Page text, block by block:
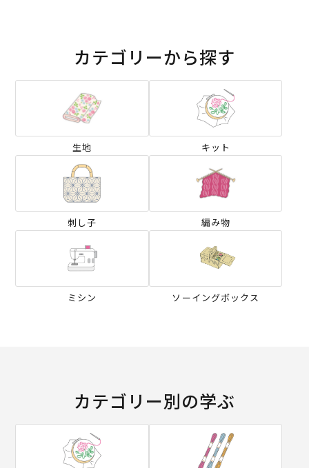
カテゴリーから探す
生地 キット
刺し子 編み物
ミシン ソーイングボックス
カテゴリー別の学ぶ